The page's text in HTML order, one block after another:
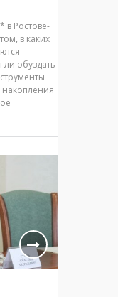
Ростове-
в каких
ли обуздать